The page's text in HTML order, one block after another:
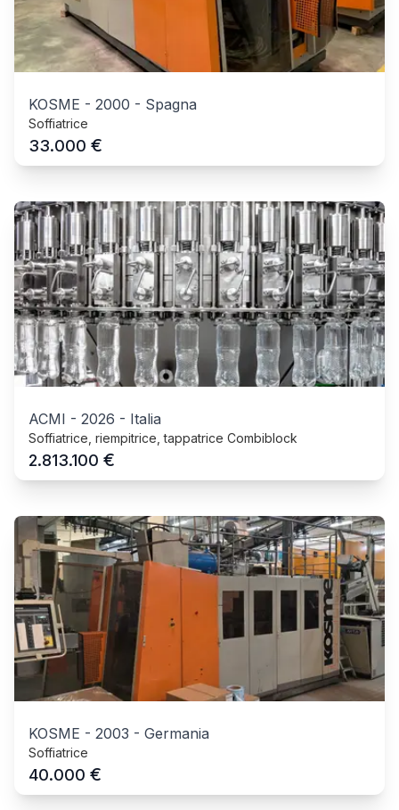
KOSME - 2000 - Spagna
Soffiatrice
33.000 €
ACMI - 2026 - Italia
Soffiatrice, riempitrice, tappatrice Combiblock
2.813.100 €
KOSME - 2003 - Germania
Soffiatrice
40.000 €